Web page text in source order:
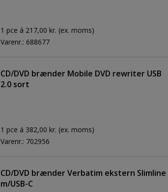
1 pce á 217,00 kr. (ex. moms)
Varenr.: 688677
CD/DVD brænder Mobile DVD rewriter USB
2.0 sort
1 pce á 382,00 kr. (ex. moms)
Varenr.: 702956
CD/DVD brænder Verbatim ekstern Slimline
m/USB-C